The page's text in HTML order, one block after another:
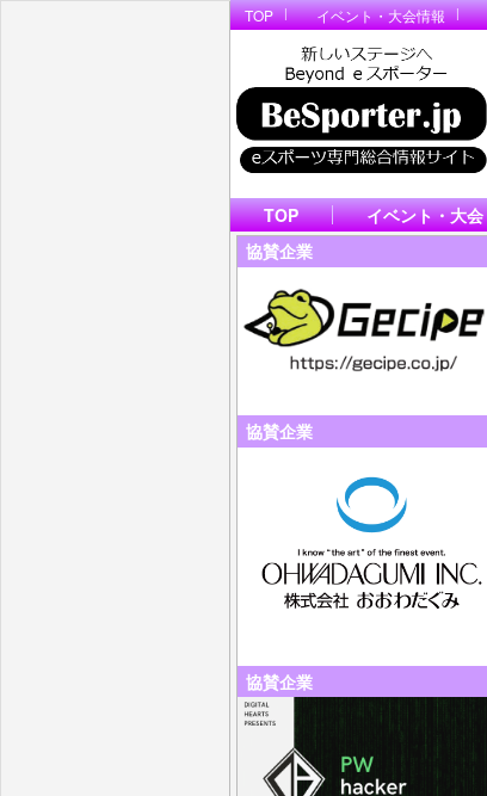
TOP イベント・大会情報
TOP イベント・大会
協賛企業
協賛企業
協賛企業